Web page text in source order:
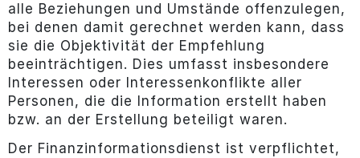
alle Beziehungen und Umstände offenzulegen,
bei denen damit gerechnet werden kann, dass
sie die Objektivität der Empfehlung
beeinträchtigen. Dies umfasst insbesondere
Interessen oder Interessenkonflikte aller
Personen, die die Information erstellt haben
bzw. an der Erstellung beteiligt waren.
Der Finanzinformationsdienst ist verpflichtet,